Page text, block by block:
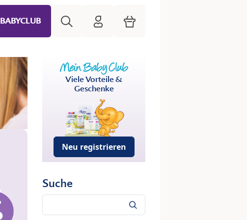
BABYCLUB HiPP Mein Babyclub
Warenkorb
Viele Vorteile &
Geschenke
Neu registrieren
Suche